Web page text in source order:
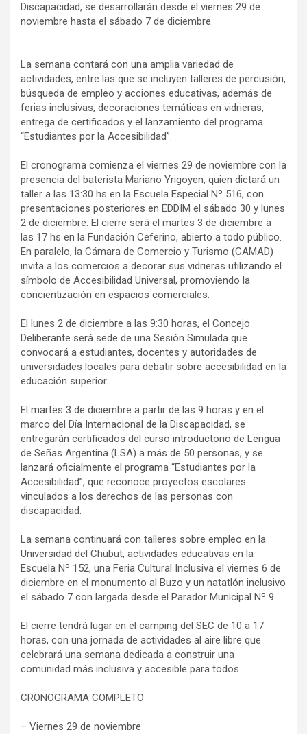
Discapacidad, se desarrollarán desde el viernes 29 de
noviembre hasta el sábado 7 de diciembre.
La semana contará con una amplia variedad de
actividades, entre las que se incluyen talleres de percusión,
búsqueda de empleo y acciones educativas, además de
ferias inclusivas, decoraciones temáticas en vidrieras,
entrega de certificados y el lanzamiento del programa
“Estudiantes por la Accesibilidad”.
El cronograma comienza el viernes 29 de noviembre con la
presencia del baterista Mariano Yrigoyen, quien dictará un
taller a las 13:30 hs en la Escuela Especial Nº 516, con
presentaciones posteriores en EDDIM el sábado 30 y lunes
2 de diciembre. El cierre será el martes 3 de diciembre a
las 17 hs en la Fundación Ceferino, abierto a todo público.
En paralelo, la Cámara de Comercio y Turismo (CAMAD)
invita a los comercios a decorar sus vidrieras utilizando el
símbolo de Accesibilidad Universal, promoviendo la
concientización en espacios comerciales.
El lunes 2 de diciembre a las 9:30 horas, el Concejo
Deliberante será sede de una Sesión Simulada que
convocará a estudiantes, docentes y autoridades de
universidades locales para debatir sobre accesibilidad en la
educación superior.
El martes 3 de diciembre a partir de las 9 horas y en el
marco del Día Internacional de la Discapacidad, se
entregarán certificados del curso introductorio de Lengua
de Señas Argentina (LSA) a más de 50 personas, y se
lanzará oficialmente el programa “Estudiantes por la
Accesibilidad”, que reconoce proyectos escolares
vinculados a los derechos de las personas con
discapacidad.
La semana continuará con talleres sobre empleo en la
Universidad del Chubut, actividades educativas en la
Escuela Nº 152, una Feria Cultural Inclusiva el viernes 6 de
diciembre en el monumento al Buzo y un natatlón inclusivo
el sábado 7 con largada desde el Parador Municipal Nº 9.
El cierre tendrá lugar en el camping del SEC de 10 a 17
horas, con una jornada de actividades al aire libre que
celebrará una semana dedicada a construir una
comunidad más inclusiva y accesible para todos.
CRONOGRAMA COMPLETO
– Viernes 29 de noviembre